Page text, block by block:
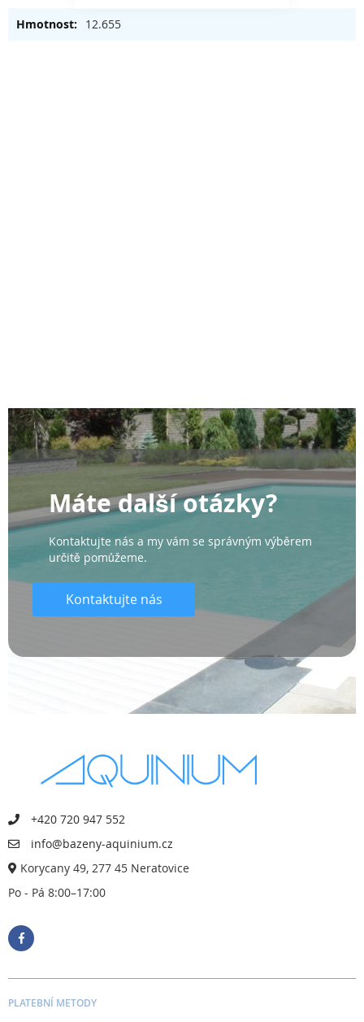
12.655
Máte další otázky?
Kontaktujte nás a my vám se správným výběrem
určitě pomůžeme.
Kontaktujte nás
+420 720 947 552
info@bazeny-aquinium.cz
Korycany 49, 277 45 Neratovice
Po - Pá 8:00–17:00
PLATEBNÍ METODY